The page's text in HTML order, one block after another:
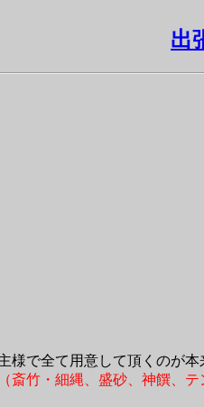
出
で全て用意して頂くのが本
斎竹・細縄、盛砂、神饌、